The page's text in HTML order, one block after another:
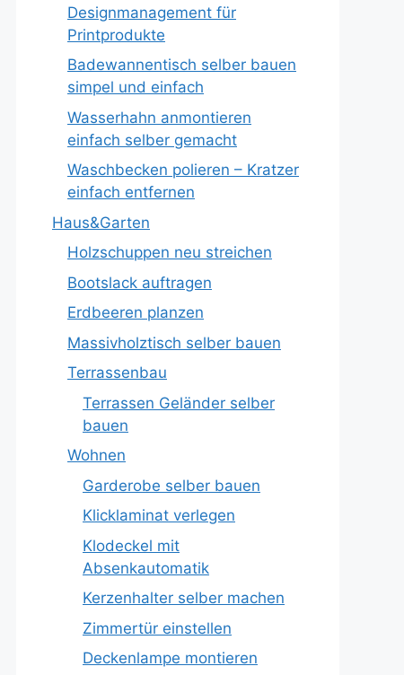
Designmanagement für
Printprodukte
Badewannentisch selber bauen
simpel und einfach
Wasserhahn anmontieren
einfach selber gemacht
Waschbecken polieren – Kratzer
einfach entfernen
Haus&Garten
Holzschuppen neu streichen
Bootslack auftragen
Erdbeeren planzen
Massivholztisch selber bauen
Terrassenbau
Terrassen Geländer selber
bauen
Wohnen
Garderobe selber bauen
Klicklaminat verlegen
Klodeckel mit
Absenkautomatik
Kerzenhalter selber machen
Zimmertür einstellen
Deckenlampe montieren